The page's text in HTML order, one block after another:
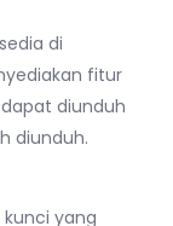
di
fitur
diunduh
diunduh.
yang